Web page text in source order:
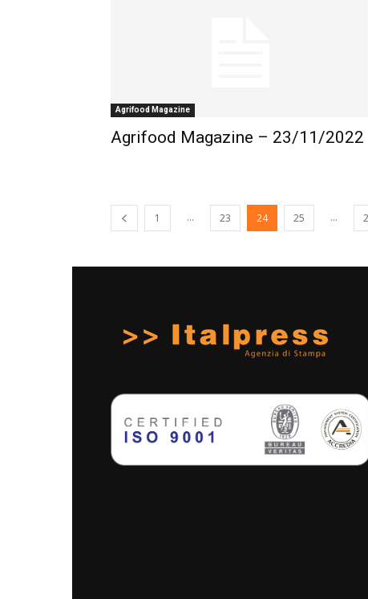
Agrifood Magazine
Agrifood Magazine – 23/11/2022
1 ... 23 24 25 ...